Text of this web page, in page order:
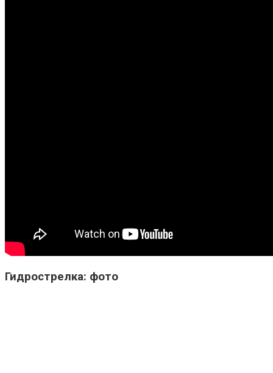
Гидрострелка: фото